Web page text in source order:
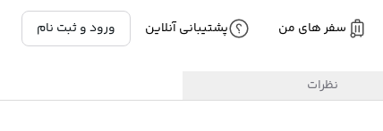
سفر های من پشتیبانی آنلاین ورود و ثبت نام
نظرات